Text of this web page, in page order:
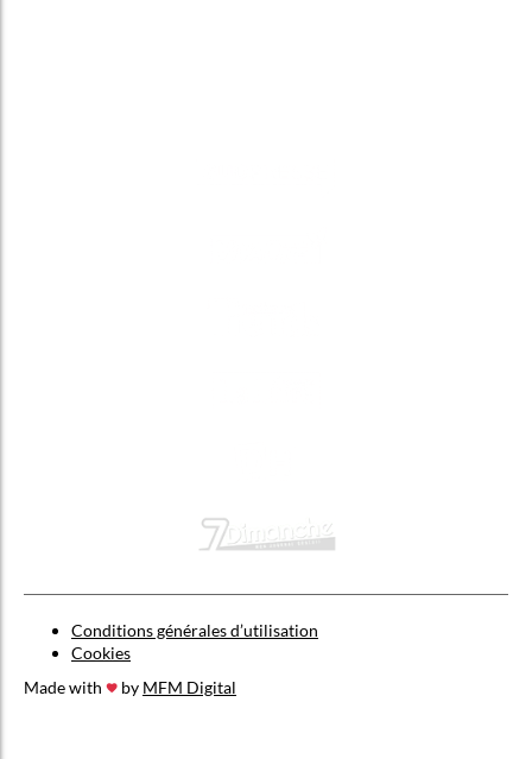
Conditions générales d’utilisation
Cookies
Made with
by MFM Digital